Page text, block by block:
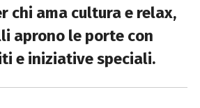
chi ama cultura e relax,
aprono le porte con
e iniziative speciali.